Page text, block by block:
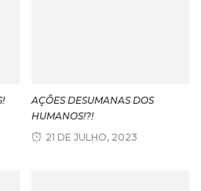
AÇÕES DESUMANAS DOS
HUMANOS!?!
21 DE JULHO, 2023